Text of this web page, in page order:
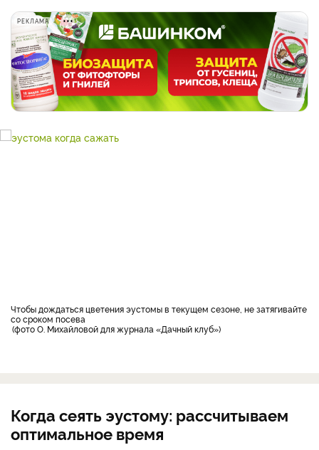
РЕКЛАМА
Чтобы дождаться цветения эустомы в текущем сезоне, не затягивайте
со сроком посева
фото О. Михайловой для журнала «Дачный клуб»
Когда сеять эустому: рассчитываем
оптимальное время